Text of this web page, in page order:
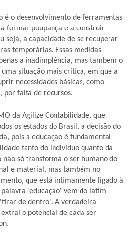
é o desenvolvimento de ferramentas
formar poupança e a construir
seja, a capacidade de se recuperar
temporárias. Essas medidas
a inadimplência, mas também o
situação mais crítica, em que a
necessidades básicas, como
por falta de recursos.
da Agilize Contabilidade, que
os estados do Brasil, a decisão do
pois a educação é fundamental
tanto do indivíduo quanto da
não só transforma o ser humano do
e material, mas também no
que está intimamente ligado à
'educação' vem do latim
'tirar de dentro'. A verdadeira
o potencial de cada ser